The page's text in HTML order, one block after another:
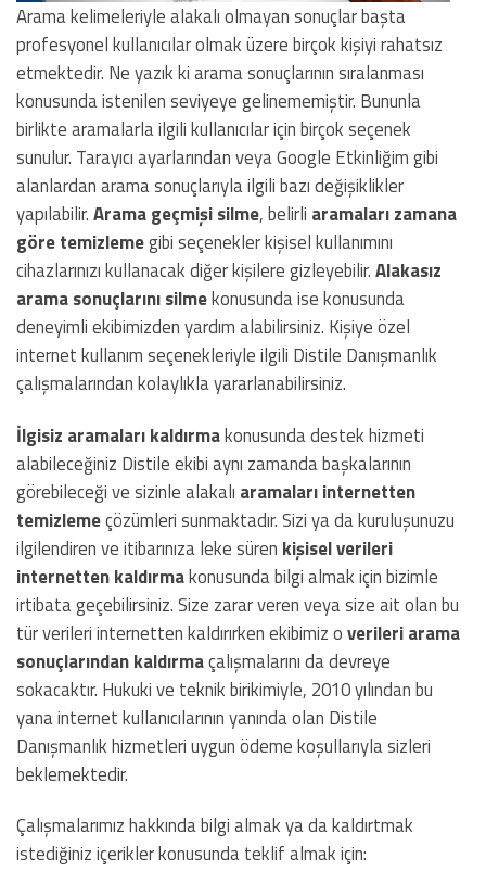
Arama kelimeleriyle alakalı olmayan sonuçlar başta
profesyonel kullanıcılar olmak üzere birçok kişiyi rahatsız
etmektedir. Ne yazık ki arama sonuçlarının sıralanması
konusunda istenilen seviyeye gelinememiştir. Bununla
birlikte aramalarla ilgili kullanıcılar için birçok seçenek
sunulur. Tarayıcı ayarlarından veya Google Etkinliğim gibi
alanlardan arama sonuçlarıyla ilgili bazı değişiklikler
yapılabilir.Arama geçmişi silme, belirli aramaları zamana
göre temizlemegibi seçenekler kişisel kullanımını
cihazlarınızı kullanacak diğer kişilere gizleyebilir.Alakasız
arama sonuçlarını silmekonusunda ise konusunda
deneyimli ekibimizden yardım alabilirsiniz. Kişiye özel
internet kullanım seçenekleriyle ilgili Distile Danışmanlık
çalışmalarından kolaylıkla yararlanabilirsiniz.
İlgisiz aramaları kaldırmakonusunda destek hizmeti
alabileceğiniz Distile ekibi aynı zamanda başkalarının
görebileceği ve sizinle alakalı aramaları internetten
temizlemeçözümleri sunmaktadır. Sizi ya da kuruluşunuzu
ilgilendiren ve itibarınıza leke süren kişisel verileri
internetten kaldırmakonusunda bilgi almak için bizimle
irtibata geçebilirsiniz. Size zarar veren veya size ait olan bu
tür verileri internetten kaldırırken ekibimiz overileri arama
sonuçlarından kaldırmaçalışmalarını da devreye
sokacaktır. Hukuki ve teknik birikimiyle, 2010 yılından bu
yana internet kullanıcılarının yanında olan Distile
Danışmanlık hizmetleri uygun ödeme koşullarıyla sizleri
beklemektedir.
Çalışmalarımız hakkında bilgi almak ya da kaldırtmak
istediğiniz içerikler konusunda teklif almak için: